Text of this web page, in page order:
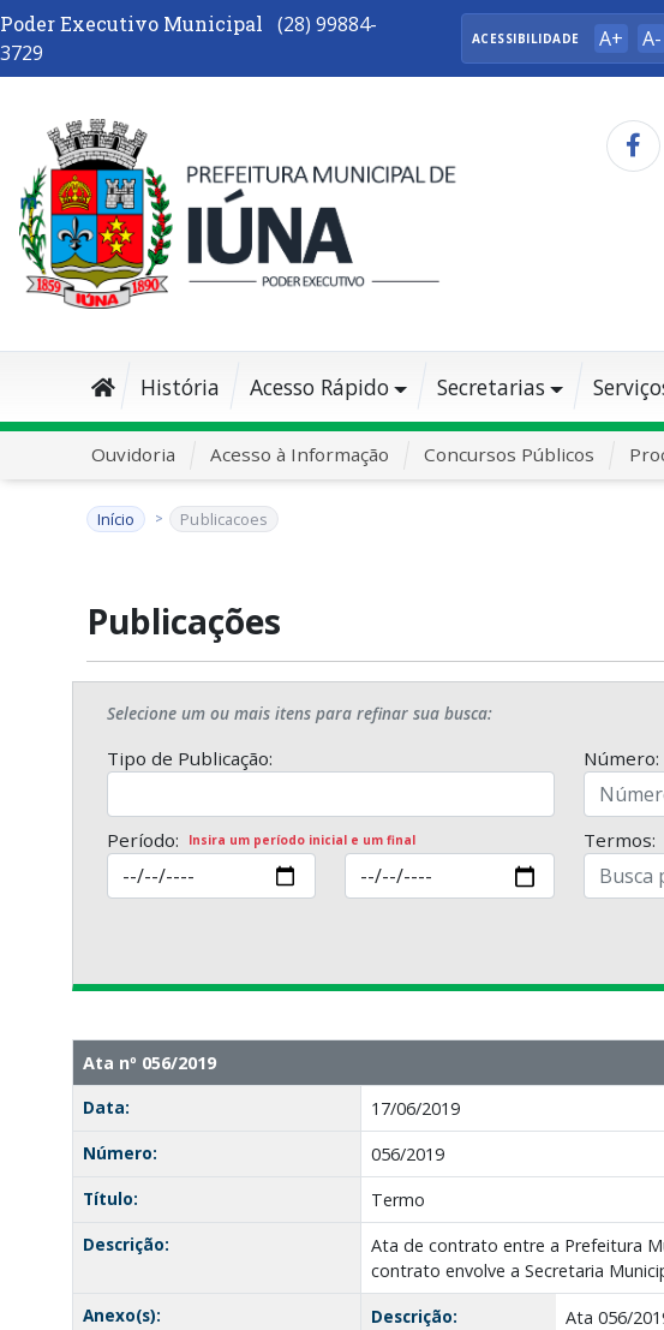
Poder Executivo Municipal
(28) 99884-
3729
ACESSIBILIDADE A+ A-
História Acesso Rápido Secretarias
Ouvidoria Acesso à Informação Concursos Públicos
Início Publicacoes
Publicações
Selecione um ou mais itens para refinar sua busca:
Tipo de Publicação: Número:
Período: Insira um período inicial e um final Termos:
Ata nº 056/2019
Data:
17/06/2019
Número:
056/2019
Título:
Termo
Descrição:
Ata de contrato entre a Prefeitura
contrato envolve a Secretaria
Anexo(s):
Descrição: Ata 056/